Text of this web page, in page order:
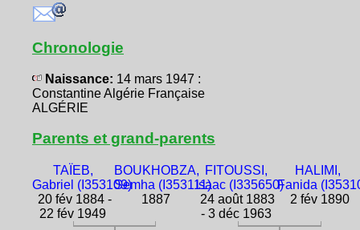
Chronologie
Naissance: 14 mars 1947 :
Constantine Algérie Française
ALGÉRIE
Parents et grand-parents
TAÏEB,
Gabriel (I353109)
20 fév 1884 -
22 fév 1949
BOUKHOBZA,
Semha (I353111)
1887
FITOUSSI,
Isaac (I335650)
24 août 1883
- 3 déc 1963
HALIMI,
Fanida
2 fév 1890